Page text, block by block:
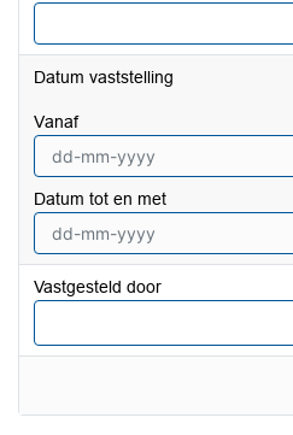
Datum vaststelling
vanaf
Datum tot en met
Vastgesteld door